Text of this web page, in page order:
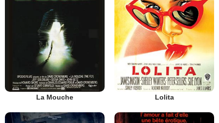
La Mouche Lolita